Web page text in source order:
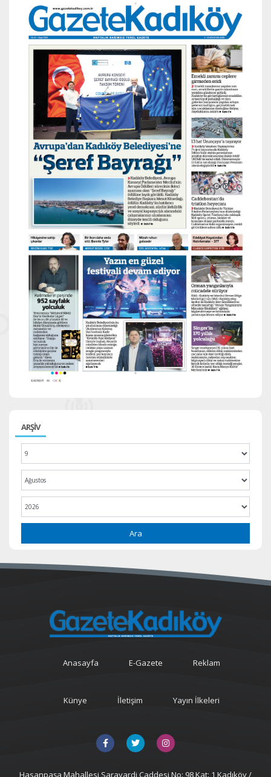
ARŞİV
Ara
Anasayfa E-Gazete Reklam
Künye İletişim Yayın İlkeleri
Hasanpaşa Mahallesi Sarayardi Caddesi No: 98 Kat: 1 Kadıköy /